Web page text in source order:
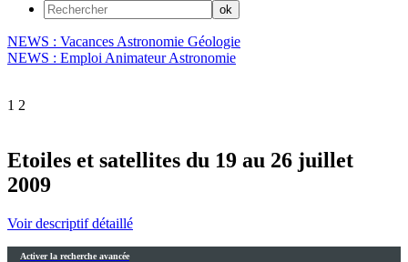
NEWS : Vacances Astronomie Géologie
NEWS : Emploi Animateur Astronomie
1 2
Etoiles et satellites du 19 au 26 juillet
2009
Voir descriptif détaillé
Activer la recherche avancée